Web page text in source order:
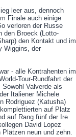
leer aus, dennoch
Finale auch einige
verloren der Russe
den Broeck (Lotto-
den Kontakt und im
Wiggins, der
- alle Kontrahenten im
Tour-Rundfahrt der
Valverde als
Italiener Michele
Rodriguez (Katusha)
auf Platz
auf Rang fünf der Ire
David Lopez
neun und zehn.